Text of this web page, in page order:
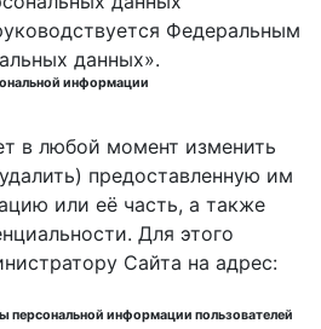
Федеральным
данных».
информации
в любой момент изменить
предоставленную им
или её часть, а также
Для этого
Сайта на адрес:
информации пользователей